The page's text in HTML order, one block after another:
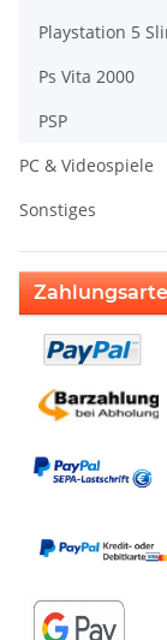
Playstation 5
Ps Vita 2000
PSP
PC & Videospiele
Sonstiges